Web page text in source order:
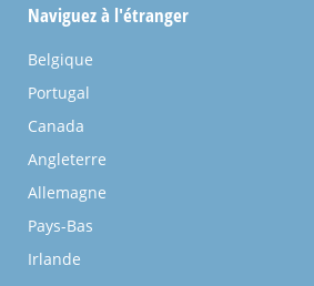
Naviguez à l'étranger
Belgique
Portugal
Canada
Angleterre
Allemagne
Pays-Bas
Irlande